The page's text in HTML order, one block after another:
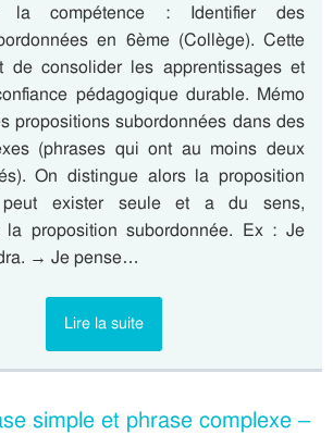
la compétence : Identifier des
en 6ème (Collège). Cette
de consolider les apprentissages et
pédagogique durable. Mémo
propositions subordonnées dans des
(phrases qui ont au moins deux
On distingue alors la proposition
exister seule et a du sens,
la proposition subordonnée. Ex : Je
→ Je pense…
Lire la suite
simple et phrase complexe –